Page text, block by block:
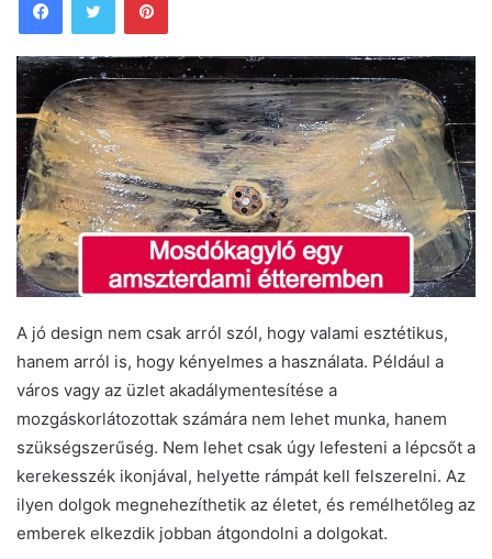
A jó design nem csak arról szól, hogy valami esztétikus,
hanem arról is, hogy kényelmes a használata. Például a
város vagy az üzlet akadálymentesítése a
mozgáskorlátozottak számára nem lehet munka, hanem
szükségszerűség. Nem lehet csak úgy lefesteni a lépcsőt a
kerekesszék ikonjával, helyette rámpát kell felszerelni. Az
ilyen dolgok megnehezíthetik az életet, és remélhetőleg az
emberek elkezdik jobban átgondolni a dolgokat.